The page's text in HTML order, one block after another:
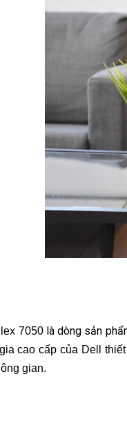
7050 là dòng sản
cao cấp của Dell
gian.